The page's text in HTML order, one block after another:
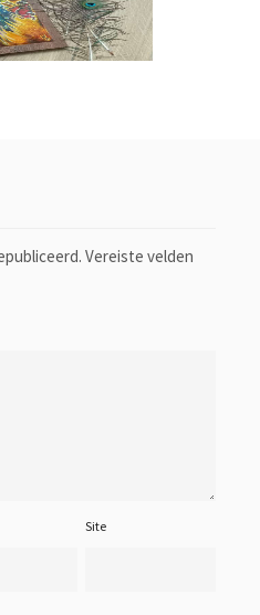
Vereiste velden
Site